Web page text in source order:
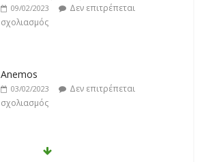
09/02/2023
Δεν επιτρέπεται
σχολιασμός
Anemos
03/02/2023
Δεν επιτρέπεται
σχολιασμός
Θοδωρής Φέρρης